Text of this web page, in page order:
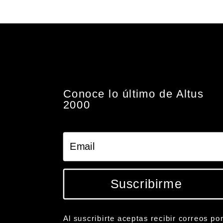
Conoce lo último de Altus
2000
Suscribirme
Al suscribirte aceptas recibir correos